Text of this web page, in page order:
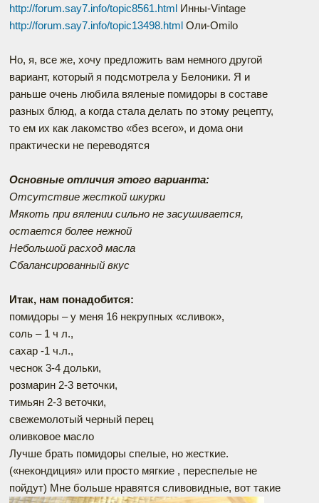
http://forum.say7.info/topic8561.html Инны-Vintage
http://forum.say7.info/topic13498.html Оли-Omilo
Но, я, все же, хочу предложить вам немного другой
вариант, который я подсмотрела у Белоники. Я и
раньше очень любила вяленые помидоры в составе
разных блюд, а когда стала делать по этому рецепту,
то ем их как лакомство «без всего», и дома они
практически не переводятся
Основные отличия этого варианта:
Отсутствие жесткой шкурки
Мякоть при вялении сильно не засушивается,
остается более нежной
Небольшой расход масла
Сбалансированный вкус
Итак, нам понадобится:
помидоры – у меня 16 некрупных «сливок»,
соль – 1 ч л.,
сахар -1 ч.л.,
чеснок 3-4 дольки,
розмарин 2-3 веточки,
тимьян 2-3 веточки,
свежемолотый черный перец
оливковое масло
Лучше брать помидоры спелые, но жесткие.
(«некондиция» или просто мягкие , переспелые не
пойдут) Мне больше нравятся сливовидные, вот такие